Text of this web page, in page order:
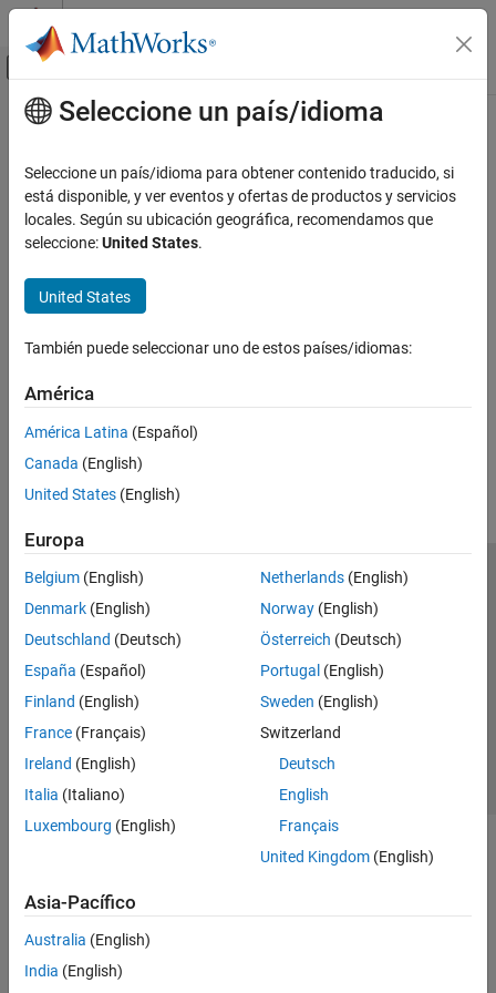
Saltar al contenido
Mostrar/ocultar menú de navegación
Inicio de Documentación
Contenido principal
¿Qué tan útil fue esta traducción?
Seleccione un país/idioma
Seleccione un país/idioma para obtener contenido traducido, si
está disponible, y ver eventos y ofertas de productos y servicios
locales. Según su ubicación geográfica, recomendamos que
seleccione:United States.
United States
También puede seleccionar uno de estos países/idiomas:
América
América Latina (Español)
Canada (English)
United States (English)
Europa
Belgium (English)
Denmark (English)
Deutschland (Deutsch)
España (Español)
Finland (English)
France (Français)
Ireland (English)
Italia (Italiano)
Luxembourg (English)
Netherlands(English)
Norway(English)
Österreich (Deutsch)
Portugal (English)
Sweden (English)
Switzerland
Deutsch
English
Français
United Kingdom(English)
Asia-Pacífico
Australia (English)
India (English)
Centro de confianza
Marcas comerciales
Política de privacidad
Antipiratería
Estado de las aplicaciones
Información de contacto
© 1994-2026 The MathWorks, Inc.